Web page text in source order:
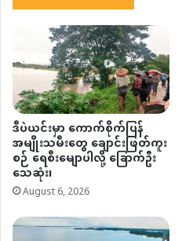
ဒီပဲယင်းမှာ ကောက်စိုက်ပြန်
အမျိုးသမီးတွေ ချောင်းဖြတ်ကူး
စဉ် ရေစီးမျောပါလို့ ခြောက်ဦး
သေဆုံး၊
August 6, 2026